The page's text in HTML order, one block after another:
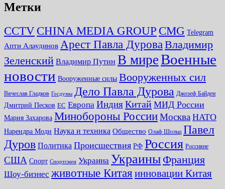
Метки
CCTV CHINA MEDIA GROUP CMG Telegram
Апти Алаудинов Арест Павла Дурова Владимир
Зеленский Владимир Путин В миреВоенные
новости Вооруженные силы Вооруженных сил
Вячеслав Гладков Госдумы Дело Павла Дурова Джозеф Байден
Дмитрий Песков ЕС Европа ИндияКитай МИД России
Мария Захарова Минобороны РоссииМосква НАТО
Нарендра Моди Наука и техника Общество Олаф Шольц Павел
Дуров Политика Происшествия РФ Россия Россияне
США Спорт Спортсмен Украина Украины Франция
Шоу-бизнес животные Китая инновации Китая